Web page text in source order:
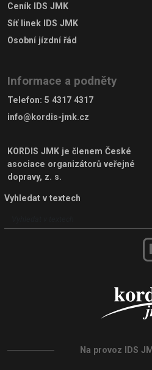
Ceník IDS JMK
Síť linek IDS JMK
Osobní jízdní řád
Informace a podněty
Telefon: 5 4317 4317
info@kordis-jmk.cz
KORDIS JMK je členem České
asociace organizátorů veřejné
dopravy, z. s.
Vyhledat v textech
Na provoz IDS